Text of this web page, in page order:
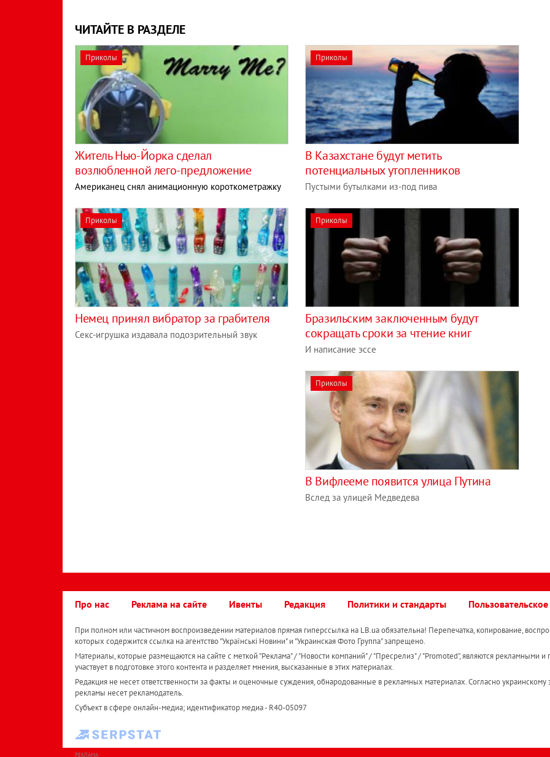
ЧИТАЙТЕ В РАЗДЕЛЕ
Приколы
Житель Нью-Йорка сделал
возлюбленной лего-предложение
Американец снял анимационную короткометражку
Приколы
В Казахстане будут метить
потенциальных утопленников
Пустыми бутылками из-под пива
Приколы
Немец принял вибратор за грабителя
Секс-игрушка издавала подозрительный звук
Приколы
Бразильским заключенным будут
сокращать сроки за чтение книг
И написание эссе
Приколы
В Вифлееме появится улица Путина
Вслед за улицей Медведева
Про нас Реклама на сайте Ивенты Редакция Политики и стандарты
При полном или частичном воспроизведении материалов прямая гиперссылка на LB.ua обязательна! Перепечатка, копирование,
которых содержится ссылка на агентство "Українськi Новини" и "Украинская Фото Группа" запрещено.
Материалы, которые размещаются на сайте с меткой "Реклама" / "Новости компаний" / "Пресрелиз" / "Promoted", являются рекламными и
участвует в подготовке этого контента и разделяет мнения, высказанные в этих материалах.
Редакция не несет ответственности за факты и оценочные суждения, обнародованные в рекламных материалах. Согласно украинскому
рекламы несет рекламодатель.
Субъект в сфере онлайн-медиа; идентификатор медиа - R40-05097
РЕКЛАМА